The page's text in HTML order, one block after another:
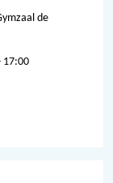
de
17:00